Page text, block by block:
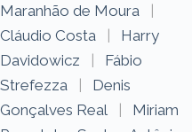
Maranhão de Moura
|
Cláudio Costa
|
Harry
Davidowicz
|
Fábio
Strefezza
|
Denis
Gonçalves Real
|
Miriam